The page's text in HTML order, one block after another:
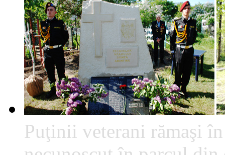
Puţinii veterani rămaşi